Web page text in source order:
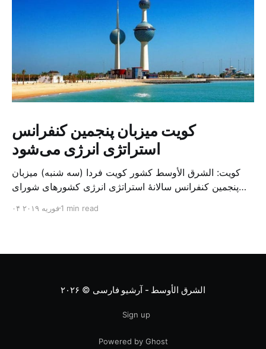
کویت میزبان پنجمین کنفرانس
استراتژی انرژی می‌شود
کویت: الشرق الأوسط کشور کویت فردا (سه شنبه) میزبان
پنجمین کنفرانس سالانهٔ استراتژی انرژی کشورهای شورای
متخصص از شرکت‌های جهانی نفت و گاز در این کنفرانس
۰۴ فوریه ۲۰۱۹1 min read
الشرق الأوسط - آرشیو فارسی © ۲۰۲۶
Sign up
Powered by Ghost